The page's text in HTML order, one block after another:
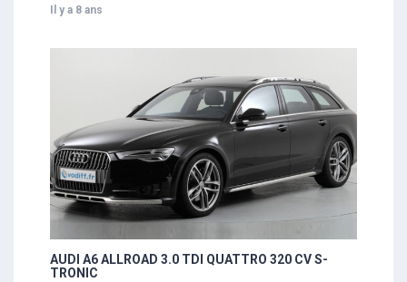
Il y a 8 ans
AUDI A6 ALLROAD 3.0 TDI QUATTRO 320 CV S-
TRONIC